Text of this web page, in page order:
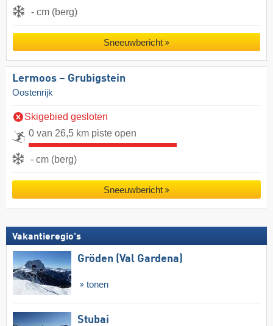
- cm (berg)
Sneeuwbericht
Lermoos – Grubigstein
Oostenrijk
Skigebied gesloten
0 van 26,5 km piste open
- cm (berg)
Sneeuwbericht
Vakantieregio's
Gröden (Val Gardena)
tonen
Stubai